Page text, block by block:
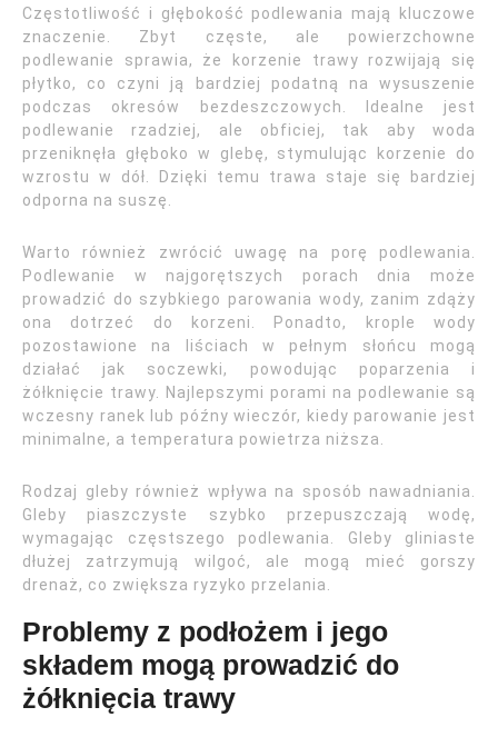
Częstotliwość i głębokość podlewania mają kluczowe
znaczenie. Zbyt częste, ale powierzchowne
podlewanie sprawia, że korzenie trawy rozwijają się
płytko, co czyni ją bardziej podatną na wysuszenie
podczas okresów bezdeszczowych. Idealne jest
podlewanie rzadziej, ale obficiej, tak aby woda
przeniknęła głęboko w glebę, stymulując korzenie do
wzrostu w dół. Dzięki temu trawa staje się bardziej
odporna na suszę.
Warto również zwrócić uwagę na porę podlewania.
Podlewanie w najgorętszych porach dnia może
prowadzić do szybkiego parowania wody, zanim zdąży
ona dotrzeć do korzeni. Ponadto, krople wody
pozostawione na liściach w pełnym słońcu mogą
działać jak soczewki, powodując poparzenia i
żółknięcie trawy. Najlepszymi porami na podlewanie są
wczesny ranek lub późny wieczór, kiedy parowanie jest
minimalne, a temperatura powietrza niższa.
Rodzaj gleby również wpływa na sposób nawadniania.
Gleby piaszczyste szybko przepuszczają wodę,
wymagając częstszego podlewania. Gleby gliniaste
dłużej zatrzymują wilgoć, ale mogą mieć gorszy
drenaż, co zwiększa ryzyko przelania.
Problemy z podłożem i jego
składem mogą prowadzić do
żółknięcia trawy